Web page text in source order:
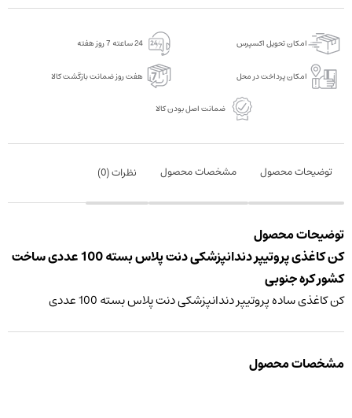
100
امکان تحویل اکسپرس 24 ساعته 7 روز هفته
امکان پرداخت در محل هفت روز ضمانت بازگشت کالا
ضمانت اصل بودن کالا
توضیحات محصول مشخصات محصول نظرات (0
)
توضیحات محصول
کن کاغذی پروتیپر دندانپزشکی دنت پلاس بسته 100 عددی ساخت
کشور کره جنوبی
کن کاغذی ساده پروتیپر دندانپزشکی دنت پلاس بسته 100 عددی
مشخصات محصول